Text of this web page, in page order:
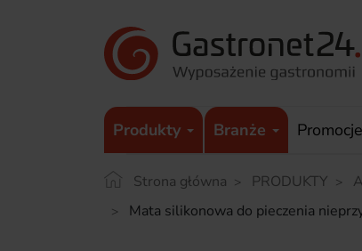
Produkty Branże Promocje
Strona główna PRODUKTY
Mata silikonowa do pieczenia